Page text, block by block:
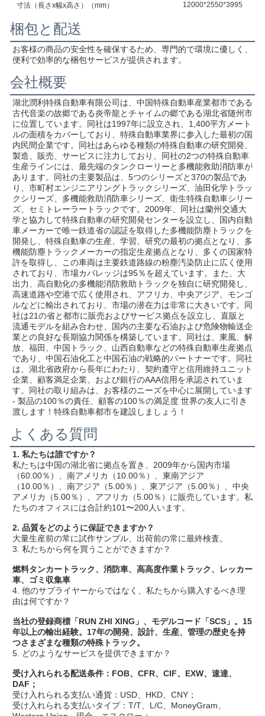
寸法（長さx幅x高さ）（mm） 12000*2550*3995
梱包と配送
お客様の商品の安全性を確保するため、専門的で環境に優しく、
便利で効率的な梱包サービスが提供されます。
会社概要
湖北潤利特殊自動車有限公司は、中国特殊自動車産業都市である
古代音楽の故郷である炎帝龍とチャイムの郷である湖北省随州市
に位置しています。同社は1997年に設立され、1,400平方メート
ルの面積をカバーしており、特殊自動車業界に参入した最初の国
内民間企業です。同社はあらゆる種類の特殊自動車の研究開発、
製造、販売、サービスに注力しており、同社の2つの特殊自動車
生産ラインには、最先端のタンクローリーと多機能救助消防車が
あります。同社の主要製品は、5つのシリーズと370の製品であ
り、市町村エンジニアリングトラックシリーズ、油田化学トラッ
クシリーズ、多機能救助消防車シリーズ、衛生特殊自動車シリー
ズ、セミトレーラートラックです。2009年、同社は蘭州交通大
学と協力して特殊自動車の研究開発センターを設立し、国内自動
車メーカーで唯一鉄道省の認証を取得した多機能防塵トラックを
開発し、特殊自動車の生産、学習、研究の最初の拠点となり、多
機能防塵トラックメーカーの指定生産拠点となり、多くの国家特
許を取得し、この車両は主要鉄道路線の粉塵汚染防止に広く使用
されており、市場カバレッジは95％を超えています。また、大
出力、高自動化の多機能消防救助トラックを独自に研究開発し、
高速道路や空港で広く使用され、アフリカ、中央アジア、モンゴ
ルなどに輸出されており、市場の潜在力は非常に大きいです。同
社は21の省と都市に販売およびサービス拠点を設立し、直販と
流通モデルを組み合わせ、国内の主要な石油および危険物輸送企
業との良好な長期協力関係を構築しています。同社は、東風、解
放、福田、中国トラック、山西自動車などの特殊自動車生産拠点
であり、中国石油化工と中国石油の戦略的パートナーです。同社
は、湖北省政府から長年にわたり、契約遵守と信用維持ユニット
企業、顧客満足企業、および銀行のAAA信用を承認されていま
す。同社の取り組みは、お客様のニーズを中心に展開しています
- 製品の100％の責任、顧客の100％の満足度 世界の友人に引き
渡します！特殊自動車都市を建設しましょう！
よくある質問
1. 私たちは誰ですか？
私たちは中国の湖北省に拠点を置き、2009年から国内市場
（60.00％）、南アメリカ（10.00％）、東南アジア
（10.00％）、南アジア（5.00％）、東アジア（5.00％）、中央
アメリカ（5.00％）、アフリカ（5.00％）に販売しています。私
たちのオフィスには合計約101〜200人います。
2. 品質をどのように保証できますか？
大量生産前の常に試作サンプル、出荷前の常に最終検査。
3. 私たちから何を買うことができますか？
燃料タンカートラック、消防車、高高度作業トラック、レッカー
車、ゴミ収集車
4. 他のサプライヤーからではなく、私たちから購入するべき理
由は何ですか？
当社の登録商標「RUN ZHI XING」、モデルコード「SCS」。15
年以上の輸出経験。17年の開発、設計、生産、管理の歴史を持
つさまざまな種類の特殊トラック。
5. どのようなサービスを提供できますか？
受け入れられる配送条件：FOB、CFR、CIF、EXW、速達、
DAF；
受け入れられる支払い通貨：USD、HKD、CNY；
受け入れられる支払いタイプ：T/T、L/C、MoneyGram、